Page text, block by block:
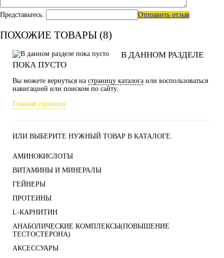
Представьтесь: Отправить отзыв
ПОХОЖИЕ ТОВАРЫ (8)
В ДАННОМ РАЗДЕЛЕ
ПОКА ПУСТО
Вы можете вернуться на страницу каталога или воспользоваться
навигацией или поиском по сайту.
Главная страница
ИЛИ ВЫБЕРИТЕ НУЖНЫЙ ТОВАР В КАТАЛОГЕ.
АМИНОКИСЛОТЫ
ВИТАМИНЫ И МИНЕРАЛЫ
ГЕЙНЕРЫ
ПРОТЕИНЫ
L-КАРНИТИН
АНАБОЛИЧЕСКИЕ КОМПЛЕКСЫ(ПОВЫШЕНИЕ
ТЕСТОСТЕРОНА)
АКСЕССУАРЫ